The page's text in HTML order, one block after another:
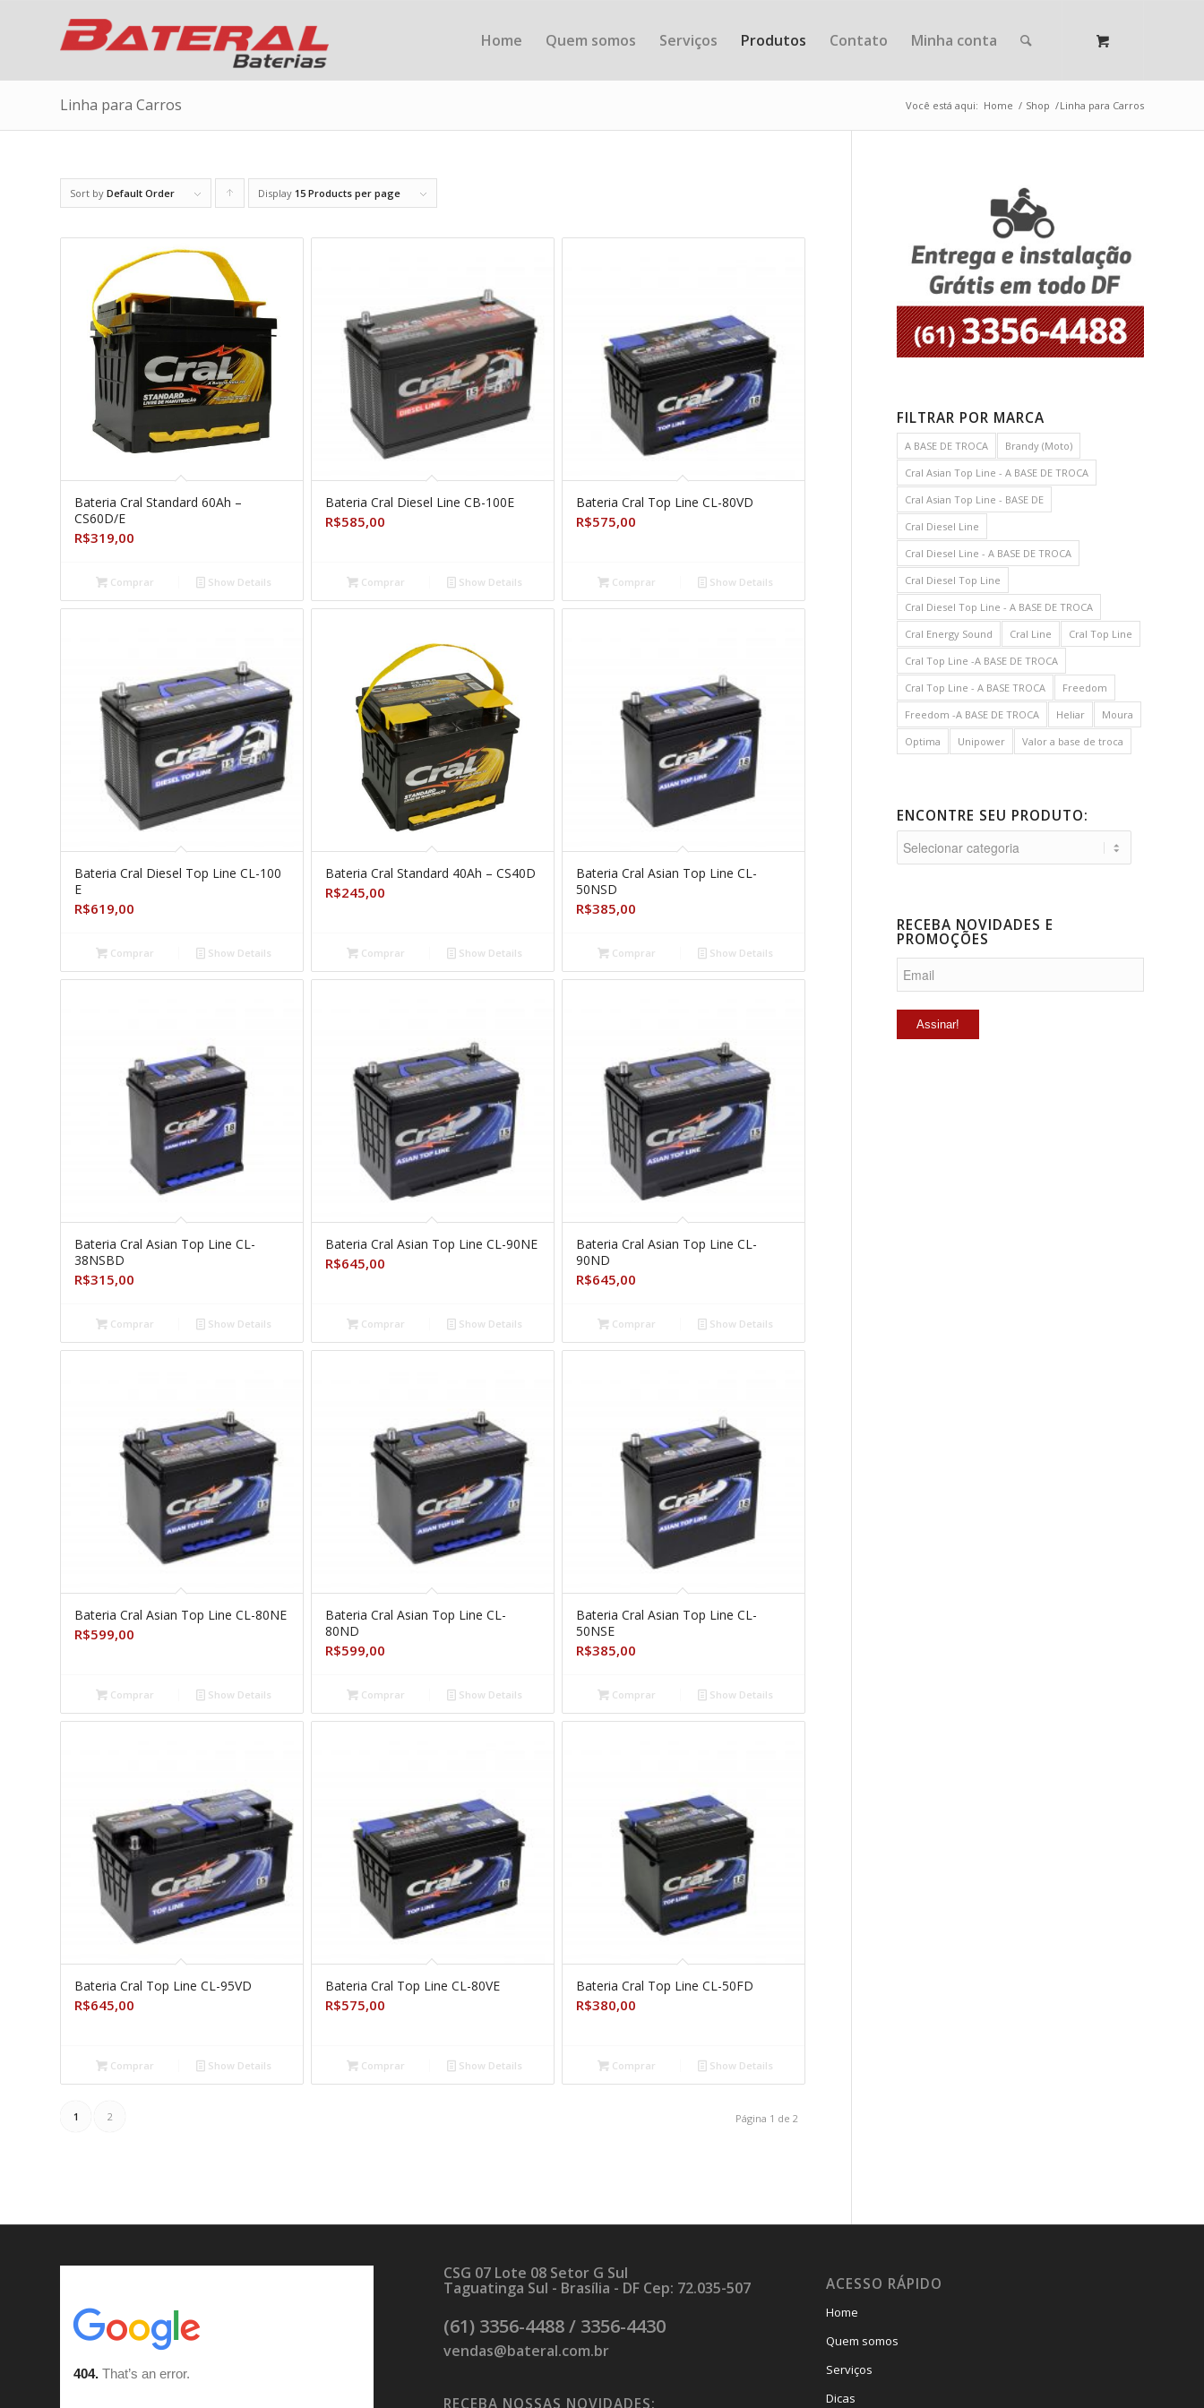
Home Quem somos Serviços Produtos Contato Minha conta
Linha para Carros Você está aqui: Home / Shop /Linha para Carros
Sort by Default Order Click
products
ascending
Display 15 Products per page
Bateria Cral Standard 60Ah –
CS60D/E
R$319,00
Comprar Show Details
Bateria Cral Diesel Line CB-100E
R$585,00
Comprar Show Details
Bateria Cral Top Line CL-80VD
R$575,00
Comprar Show Details
Bateria Cral Diesel Top Line CL-100
E
R$619,00
Comprar Show Details
Bateria Cral Standard 40Ah – CS40D
R$245,00
Comprar Show Details
Bateria Cral Asian Top Line CL-
50NSD
R$385,00
Comprar Show Details
Bateria Cral Asian Top Line CL-
38NSBD
R$315,00
Comprar Show Details
Bateria Cral Asian Top Line CL-90NE
R$645,00
Comprar Show Details
Bateria Cral Asian Top Line CL-
90ND
R$645,00
Comprar Show Details
Bateria Cral Asian Top Line CL-80NE
R$599,00
Comprar Show Details
Bateria Cral Asian Top Line CL-
80ND
R$599,00
Comprar Show Details
Bateria Cral Asian Top Line CL-
50NSE
R$385,00
Comprar Show Details
Bateria Cral Top Line CL-95VD
R$645,00
Comprar Show Details
Bateria Cral Top Line CL-80VE
R$575,00
Comprar Show Details
Bateria Cral Top Line CL-50FD
R$380,00
Comprar Show Details
Página 1 de 2
1 2
FILTRAR POR MARCA
A BASE DE TROCA
Brandy (Moto)
Cral Asian Top Line - A BASE DE TROCA
Cral Asian Top Line - BASE DE
Cral Diesel Line
Cral Diesel Line - A BASE DE TROCA
Cral Diesel Top Line
Cral Diesel Top Line - A BASE DE TROCA
Cral Energy Sound
Cral Line
Cral Top Line
Cral Top Line -A BASE DE TROCA
Cral Top Line - A BASE TROCA
Freedom
Freedom -A BASE DE TROCA
Heliar
Moura
Optima
Unipower Valor a base de troca
ENCONTRE SEU PRODUTO:
RECEBA NOVIDADES E
PROMOÇÕES
CSG 07 Lote 08 Setor G Sul
Taguatinga Sul - Brasília - DF Cep: 72.035-507
(61) 3356-4488 / 3356-4430
vendas@bateral.com.br
RECEBA NOSSAS NOVIDADES:
ACESSO RÁPIDO
Home
Quem somos
Serviços
Dicas